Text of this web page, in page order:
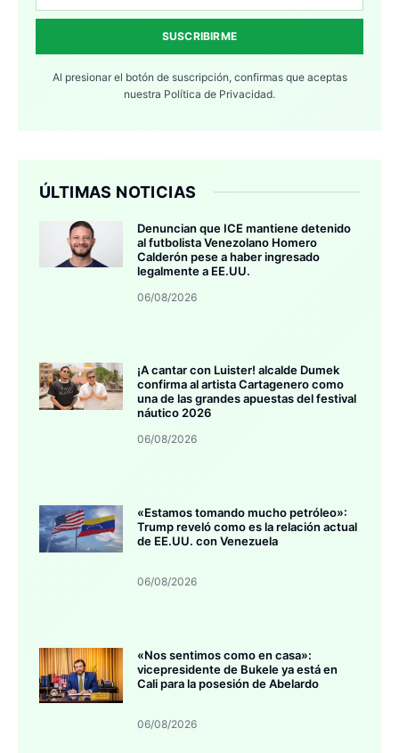
SUSCRIBIRME
Al presionar el botón de suscripción, confirmas que aceptas
nuestra Política de Privacidad.
ÚLTIMAS NOTICIAS
Denuncian que ICE mantiene detenido
al futbolista Venezolano Homero
Calderón pese a haber ingresado
legalmente a EE.UU.
06/08/2026
¡A cantar con Luister! alcalde Dumek
confirma al artista Cartagenero como
una de las grandes apuestas del festival
náutico 2026
06/08/2026
«Estamos tomando mucho petróleo»:
Trump reveló como es la relación actual
de EE.UU. con Venezuela
06/08/2026
«Nos sentimos como en casa»:
vicepresidente de Bukele ya está en
Cali para la posesión de Abelardo
06/08/2026